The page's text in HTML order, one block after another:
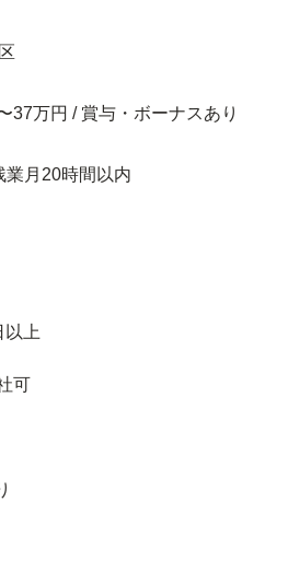
37万円 / 賞与・ボーナスあり
業月20時間以内
以上
可